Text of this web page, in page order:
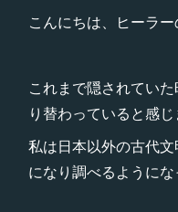
こんにちは、ヒーラー
これまで隠されてい
り替わっていると感じ
私は日本以外の古代
になり調べるようにな